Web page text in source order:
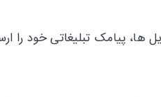
پیامک تبلیغاتی خود را